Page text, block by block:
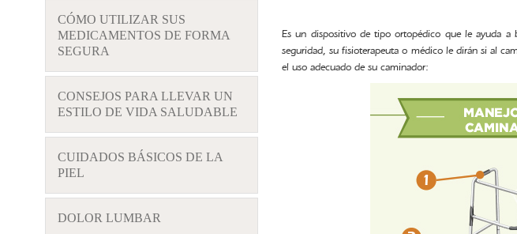
CÓMO UTILIZAR SUS
MEDICAMENTOS DE FORMA
SEGURA
CONSEJOS PARA LLEVAR UN
ESTILO DE VIDA SALUDABLE
CUIDADOS BÁSICOS DE LA
PIEL
DOLOR LUMBAR
Es un dispositivo de tipo ortopédico que le ayuda a
seguridad, su fisioterapeuta o médico le dirán si al
el uso adecuado de su caminador: